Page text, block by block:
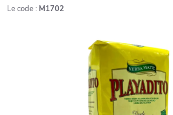
Le code : M1702